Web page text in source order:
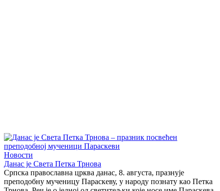
Новости
Данас је Света Петка Трнова
Српска православна црква данас, 8. августа, празнује
преподобну мученицу Параскеву, у народу познату као Петка